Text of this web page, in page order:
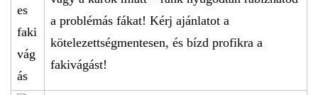
a problémás fákat! Kérj ajánlatot a
kötelezettségmentesen, és bízd profikra a
fakivágást!